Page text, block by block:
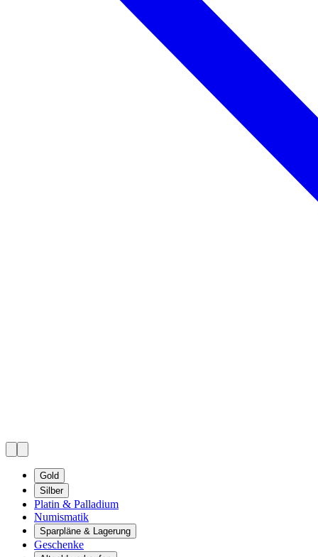
Gold
Silber
Platin & Palladium
Numismatik
Sparpläne & Lagerung
Geschenke